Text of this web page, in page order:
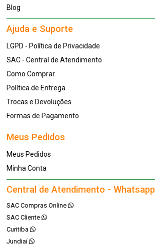
Blog
Ajuda e Suporte
LGPD - Política de Privacidade
SAC - Central de Atendimento
Como Comprar
Política de Entrega
Trocas e Devoluções
Formas de Pagamento
Meus Pedidos
Meus Pedidos
Minha Conta
Central de Atendimento - Whatsapp
SAC Compras Online
SAC Cliente
Curitiba
Jundiaí